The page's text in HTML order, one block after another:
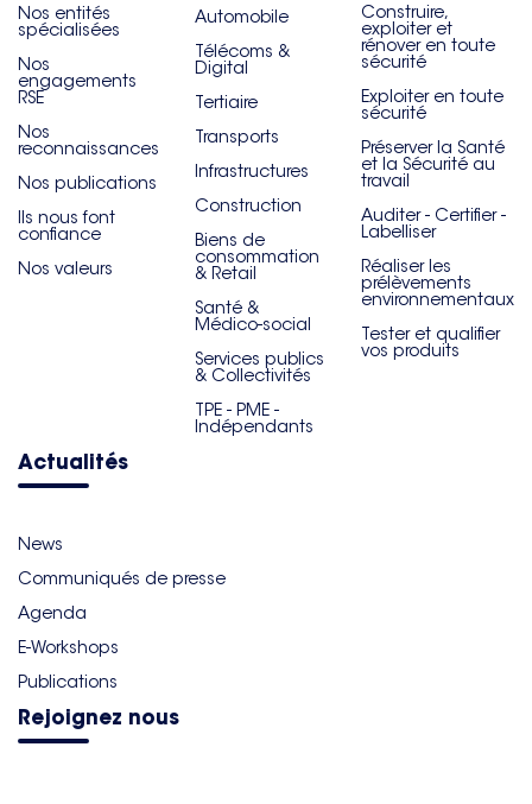
Nos entités
spécialisées
Nos
engagements
RSE
Nos
reconnaissances
Nos publications
Ils nous font
confiance
Nos valeurs
Automobile
Télécoms &
Digital
Tertiaire
Transports
Infrastructures
Construction
Biens de
consommation
& Retail
Santé &
Médico-social
Services publics
& Collectivités
TPE - PME -
Indépendants
Construire,
exploiter et
rénover en toute
sécurité
Exploiter en toute
sécurité
Préserver la Santé
et la Sécurité au
travail
Auditer - Certifier -
Labelliser
Réaliser les
prélèvements
environnementaux
Tester et qualifier
vos produits
Actualités
News
Communiqués de presse
Agenda
E-Workshops
Publications
Rejoignez nous